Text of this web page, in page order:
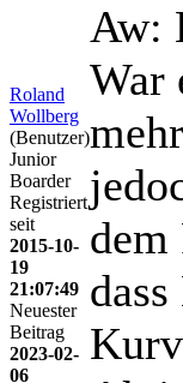
Roland
Wollberg
(Benutzer)
Junior
Boarder
Registriert
seit
2015-10-
19
21:07:49
Neuester
Beitrag
2023-02-
06
Aw:
War
dem